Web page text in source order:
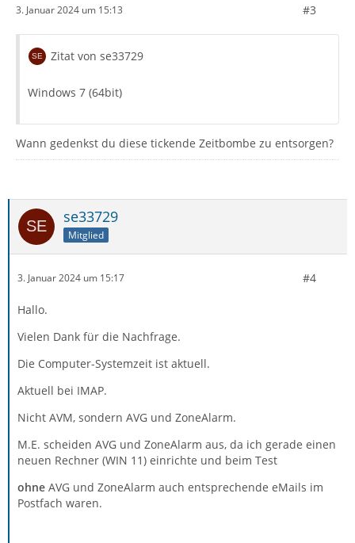
3. Januar 2024 um 15:13 #3
Zitat von se33729
Windows 7 (64bit)
Wann gedenkst du diese tickende Zeitbombe zu entsorgen?
se33729
Mitglied
3. Januar 2024 um 15:17 #4
Hallo.
Vielen Dank für die Nachfrage.
Die Computer-Systemzeit ist aktuell.
Aktuell bei IMAP.
Nicht AVM, sondern AVG und ZoneAlarm.
M.E. scheiden AVG und ZoneAlarm aus, da ich gerade einen
neuen Rechner (WIN 11) einrichte und beim Test
ohne AVG und ZoneAlarm auch entsprechende eMails im
Postfach waren.